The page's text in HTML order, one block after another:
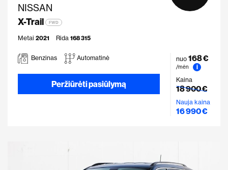
NISSAN
X-Trail
FWD
Metai 2021 Rida 168 315
Benzinas Automatinė
Peržiūrėti pasiūlymą
nuo 168 €
/mėn
i
Kaina
18 900 €
Nauja kaina
16 990 €